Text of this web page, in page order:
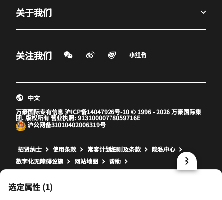
选定属性 (1)
关于我们
关注我们 微信扫一扫
微博
打开新窗口
飞猪
打开新窗口打开新窗口
万豪国际专有信息沪ICP备14047926号-10© 1996 - 2026 万豪国际集
团. 版权所有 营业执照:91310000778059716E
沪公网备31010402006319号
中文
招贤纳士 打开新窗口
使用条款 打开新窗口
常客计划细则及条款 打开新窗口
隐私中心
数字化无障碍设施
网站地图 帮助
prod32,51946945-FE8F-5F99-9533-5822CC4BD46B,NA